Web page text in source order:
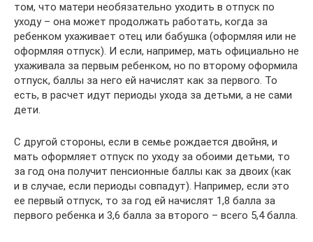
том, что матери необязательно уходить в отпуск по
уходу – она может продолжать работать, когда за
ребенком ухаживает отец или бабушка (оформляя или не
оформляя отпуск). И если, например, мать официально не
ухаживала за первым ребенком, но по второму оформила
отпуск, баллы за него ей начислят как за первого. То
есть, в расчет идут периоды ухода за детьми, а не сами
дети.
С другой стороны, если в семье рождается двойня, и
мать оформляет отпуск по уходу за обоими детьми, то
за год она получит пенсионные баллы как за двоих (как
и в случае, если периоды совпадут). Например, если это
ее первый отпуск, то за год ей начислят 1,8 балла за
первого ребенка и 3,6 балла за второго – всего 5,4 балла.